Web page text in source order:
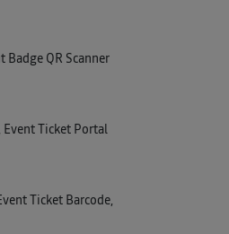
Badge QR Scanner
Event Ticket Portal
Ticket Barcode,